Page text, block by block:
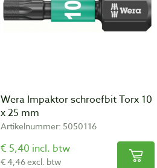
Wera Impaktor schroefbit Torx 10
x 25 mm
Artikelnummer: 5050116
€ 5,40 incl. btw
€ 4,46 excl. btw